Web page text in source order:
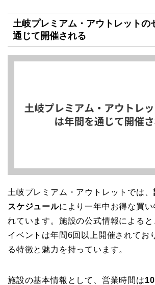
土岐プレミアム・アウトレットの
通じて開催される
土岐プレミアム・アウトレットでは、
スケジュールにより一年中お得な買い
れています。施設の公式情報による
イベントは年間6回以上開催されてお
る特徴と魅力を持っています。
施設の基本情報として、営業時間は